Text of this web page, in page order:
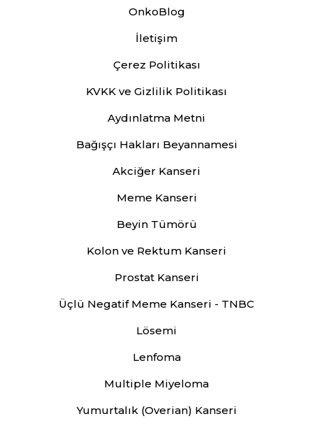
OnkoBlog
İletişim
Çerez Politikası
KVKK ve Gizlilik Politikası
Aydınlatma Metni
Bağışçı Hakları Beyannamesi
Akciğer Kanseri
Meme Kanseri
Beyin Tümörü
Kolon ve Rektum Kanseri
Prostat Kanseri
Üçlü Negatif Meme Kanseri - TNBC
Lösemi
Lenfoma
Multiple Miyeloma
Yumurtalık (Overian) Kanseri